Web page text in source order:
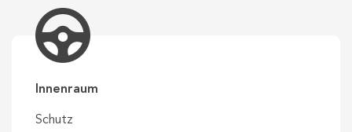
Innenraum
Schutz